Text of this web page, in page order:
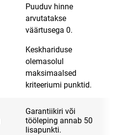
Puuduv hinne
arvutatakse
väärtusega 0.
Keskhariduse
olemasolul
maksimaalsed
kriteeriumi punktid.
Garantiikiri või
tööleping annab 50
lisapunkti.